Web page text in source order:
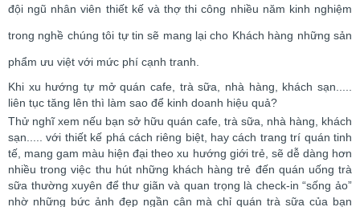
đội ngũ nhân viên thiết kế và thợ thi công nhiều năm kinh nghiệm
trong nghề chúng tôi tự tin sẽ mang lại cho Khách hàng những sản
phẩm ưu việt với mức phí cạnh tranh.
Khi xu hướng tự mở quán cafe, trà sữa, nhà hàng, khách sạn.....
liên tục tăng lên thì làm sao để kinh doanh hiệu quả?
Thử nghĩ xem nếu bạn sở hữu quán cafe, trà sữa, nhà hàng, khách
sạn..... với thiết kế phá cách riêng biệt, hay cách trang trí quán tinh
tế, mang gam màu hiện đại theo xu hướng giới trẻ, sẽ dễ dàng hơn
nhiều trong việc thu hút những khách hàng trẻ đến quán uống trà
sữa thường xuyên để thư giãn và quan trọng là check-in “sống ảo”
nhờ những bức ảnh đẹp ngần cân mà chỉ quán trà sữa của bạn